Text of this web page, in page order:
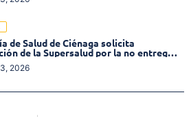
de Salud de Ciénaga solicita
de la Supersalud por la no entrega
en las EPS
2026